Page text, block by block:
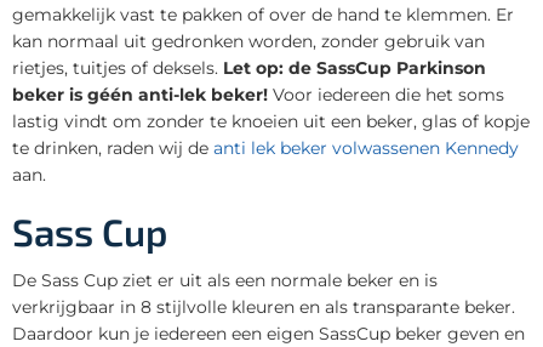
gemakkelijk vast te pakken of over de hand te klemmen. Er
kan normaal uit gedronken worden, zonder gebruik van
rietjes, tuitjes of deksels. Let op: de SassCup Parkinson
beker is géén anti-lek beker! Voor iedereen die het soms
lastig vindt om zonder te knoeien uit een beker, glas of kopje
te drinken, raden wij de anti lek beker volwassenen Kennedy
aan.
Sass Cup
De Sass Cup ziet er uit als een normale beker en is
verkrijgbaar in 8 stijlvolle kleuren en als transparante beker.
Daardoor kun je iedereen een eigen SassCup beker geven en